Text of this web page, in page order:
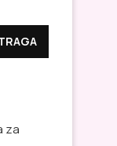
za